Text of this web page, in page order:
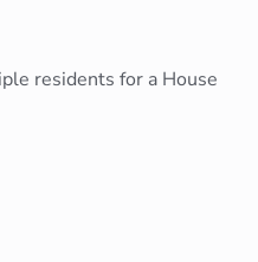
residents for a House